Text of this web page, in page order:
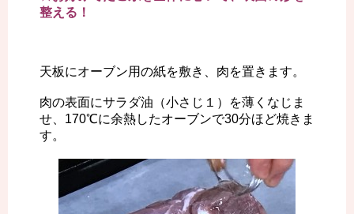
整える！
天板にオーブン用の紙を敷き、肉を置きます。
肉の表面にサラダ油（小さじ１）を薄くなじま
せ、170℃に余熱したオーブンで30分ほど焼きま
す。